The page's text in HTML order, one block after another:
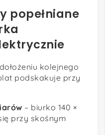
popełniane
kolejnego
podskakuje przy
– biurko 140 ×
przy skośnym